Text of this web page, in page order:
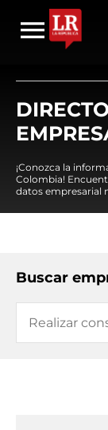
¡Conozca la
Colombia!
datos empresarial
Buscar